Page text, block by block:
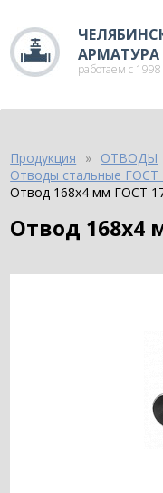
АРМАТУРА
работаем с 1998
Продукция
ОТВОДЫ
Отводы стальные ГОСТ
Отвод 168х4 мм ГОСТ
Отвод 168х4